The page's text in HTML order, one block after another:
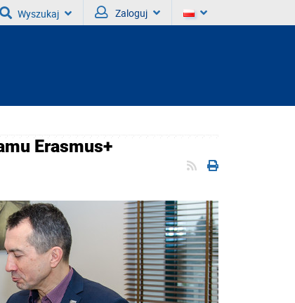
Wyszukaj Zaloguj
Erasmus+